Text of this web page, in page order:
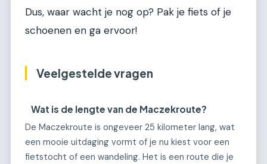
Dus, waar wacht je nog op? Pak je fiets of je
schoenen en ga ervoor!
Veelgestelde vragen
Wat is de lengte van de Maczekroute?
De Maczekroute is ongeveer 25 kilometer lang, wat
een mooie uitdaging vormt of je nu kiest voor een
fietstocht of een wandeling. Het is een route die je